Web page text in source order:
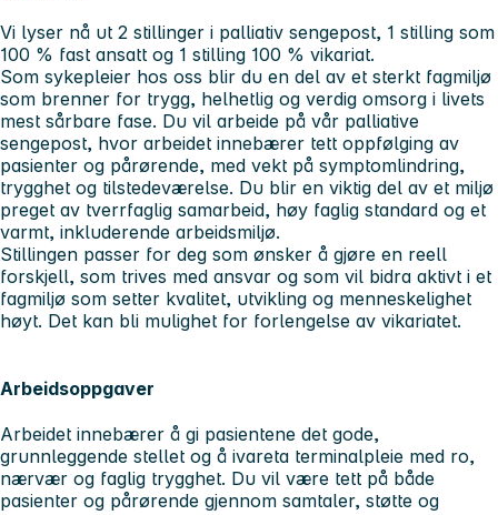
Vi lyser nå ut 2 stillinger i palliativ sengepost, 1 stilling som
100 % fast ansatt og 1 stilling 100 % vikariat.
Som sykepleier hos oss blir du en del av et sterkt fagmiljø
som brenner for trygg, helhetlig og verdig omsorg i livets
mest sårbare fase. Du vil arbeide på vår palliative
sengepost, hvor arbeidet innebærer tett oppfølging av
pasienter og pårørende, med vekt på symptomlindring,
trygghet og tilstedeværelse. Du blir en viktig del av et miljø
preget av tverrfaglig samarbeid, høy faglig standard og et
varmt, inkluderende arbeidsmiljø.
Stillingen passer for deg som ønsker å gjøre en reell
forskjell, som trives med ansvar og som vil bidra aktivt i et
fagmiljø som setter kvalitet, utvikling og menneskelighet
høyt. Det kan bli mulighet for forlengelse av vikariatet.
Arbeidsoppgaver
Arbeidet innebærer å gi pasientene det gode,
grunnleggende stellet og å ivareta terminalpleie med ro,
nærvær og faglig trygghet. Du vil være tett på både
pasienter og pårørende gjennom samtaler, støtte og